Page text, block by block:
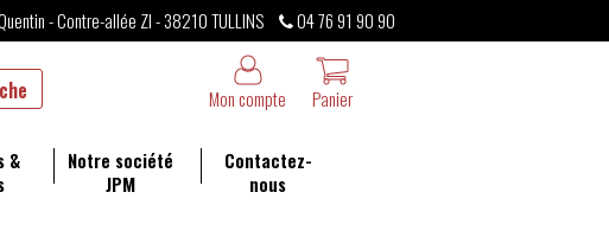
- Contre-allée ZI - 38210 TULLINS
04 76 91 90 90
Panier
Mon compte
&
Notre société
JPM
Contactez-
nous